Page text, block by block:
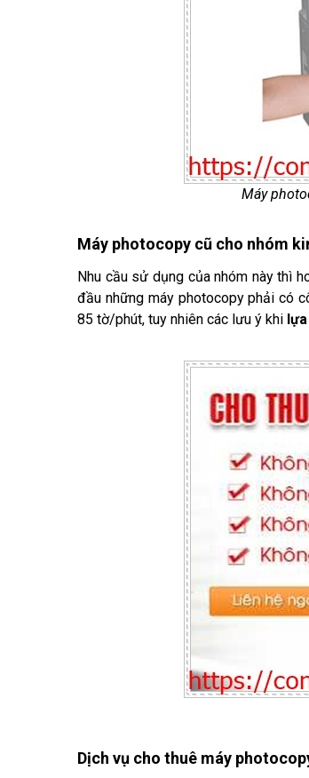
Máy
Máy photocopy cũ cho nhóm
Nhu cầu sử dụng của nhóm này thì
đầu những máy photocopy phải có
85 tờ/phút, tuy nhiên các lưu ý khi
Dịch vụ cho thuê máy